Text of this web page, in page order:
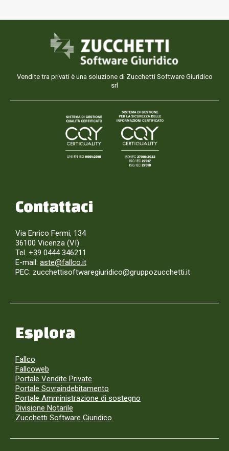
Vendite tra privati è una soluzione di Zucchetti Software Giuridico
srl
Contattaci
Via Enrico Fermi, 134
36100 Vicenza (VI)
Tel. +39 0444 346211
E-mail: aste@fallco.it
PEC: zucchettisoftwaregiuridico@gruppozucchetti.it
Esplora
Fallco
Fallcoweb
Portale Vendite Private
Portale Sovraindebitamento
Portale Amministrazione di sostegno
Divisione Notarile
Zucchetti Software Giuridico